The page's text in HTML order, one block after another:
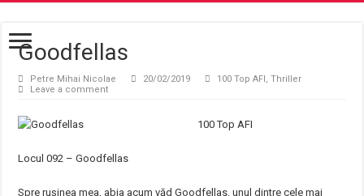
Goodfellas
Petre Mihai Nicolae 20/02/2019 100 Top AFI,Thriller
Leave a comment
100 Top AFI
Locul 092 – Goodfellas
Spre rușinea mea, abia acum văd Goodfellas, unul dintre cele mai